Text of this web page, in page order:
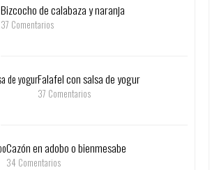
Bizcocho de calabaza y naranja
37 Comentarios
Falafel con salsa de yogur
37 Comentarios
Cazón en adobo o bienmesabe
34 Comentarios